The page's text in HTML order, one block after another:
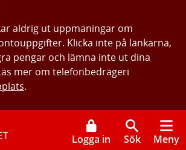
aldrig ut uppmaningar om
Klicka inte på länkarna,
pengar och lämna inte ut dina
mer om telefonbedrägeri
.
Logga in Sök Meny